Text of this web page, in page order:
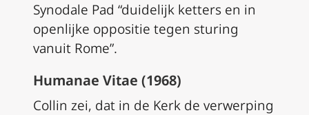
Synodale Pad “duidelijk ketters en in
openlijke oppositie tegen sturing
vanuit Rome”.
Humanae Vitae (1968)
Collin zei, dat in de Kerk de verwerping